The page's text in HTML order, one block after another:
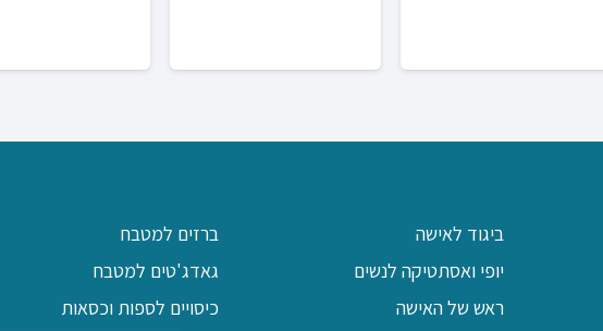
ביגוד לאישה
יופי ואסתטיקה לנשים
ראש של האישה
ברזים למטבח
גאדג'טים למטבח
כיסויים לספות וכסאות